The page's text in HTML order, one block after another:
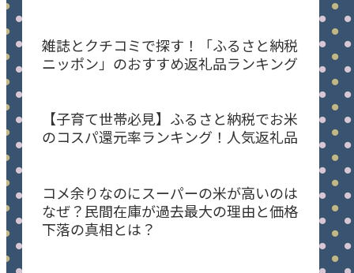
雑誌とクチコミで探す！「ふるさと納税
ニッポン」のおすすめ返礼品ランキング
【子育て世帯必見】ふるさと納税でお米
のコスパ還元率ランキング！人気返礼品
コメ余りなのにスーパーの米が高いのは
なぜ？民間在庫が過去最大の理由と価格
下落の真相とは？